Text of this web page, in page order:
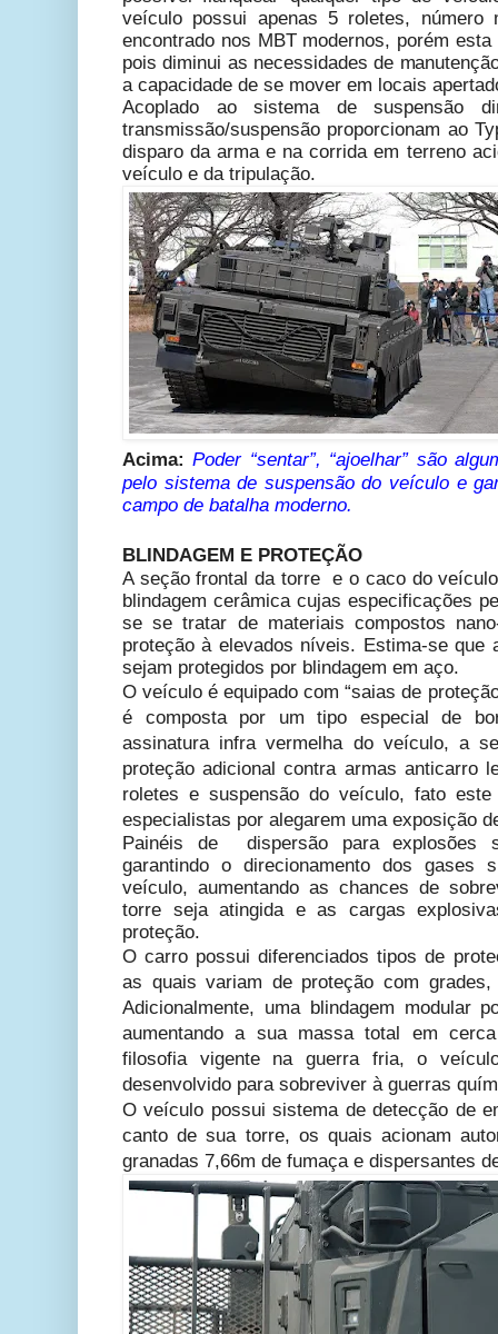
veículo possui apenas 5 roletes, número
encontrado nos MBT modernos, porém
pois diminui as necessidades de
a capacidade de se mover em locais
Acoplado ao sistema de suspensão
transmissão/suspensão proporcionam ao
disparo da arma e na corrida em terreno
veículo e da tripulação.
Acima: Poder “sentar”, “ajoelhar” são
pelo sistema de suspensão do veículo e
campo de batalha moderno.
BLINDAGEM E PROTEÇÃO
A seção frontal da torre e o caco do
blindagem cerâmica cujas especificações
se se tratar de materiais compostos
proteção à elevados níveis. Estima-se
sejam protegidos por blindagem em aço.
O veículo é equipado com “saias de
é composta por um tipo especial de
assinatura infra vermelha do veículo, a
proteção adicional contra armas anticarro
roletes e suspensão do veículo, fato este
especialistas por alegarem uma exposição
Painéis de dispersão para explosões
garantindo o direcionamento dos gases
veículo, aumentando as chances de
torre seja atingida e as cargas
proteção.
O carro possui diferenciados tipos de
as quais variam de proteção com
Adicionalmente, uma blindagem modular
aumentando a sua massa total em
filosofia vigente na guerra fria, o
desenvolvido para sobreviver à guerras
O veículo possui sistema de detecção de
canto de sua torre, os quais acionam
granadas 7,66m de fumaça e dispersantes